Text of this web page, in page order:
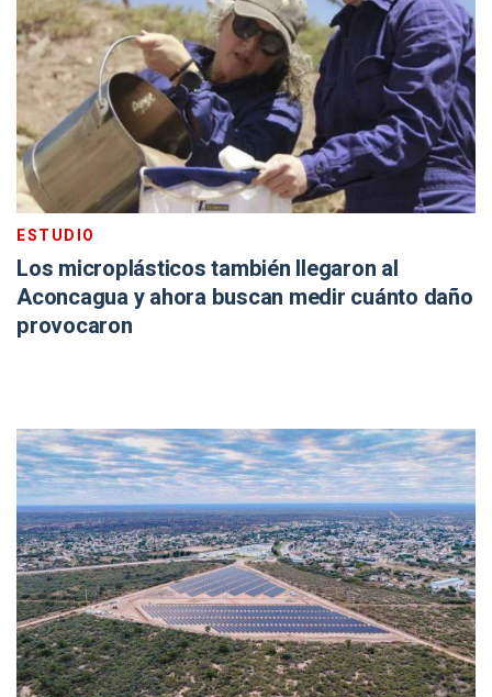
ESTUDIO
Los microplásticos también llegaron al
Aconcagua y ahora buscan medir cuánto daño
provocaron